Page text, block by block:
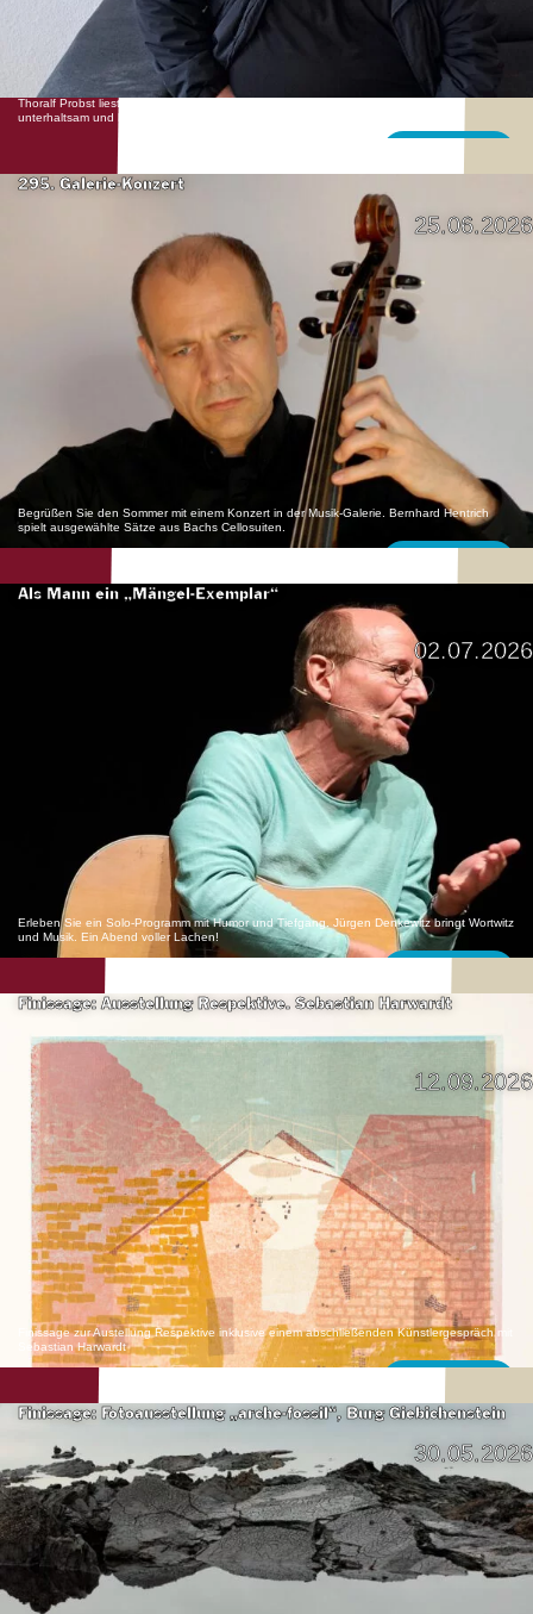
Thoralf Probst liest Geschichten und Verse von hier und unterwegs. Er erzählt
unterhaltsam und humorvoll von Erlebnissen. Fragen sind willkommen!
25.06.2026
295. Galerie-Konzert
Begrüßen Sie den Sommer mit einem Konzert in der Musik-Galerie. Bernhard Hentrich
spielt ausgewählte Sätze aus Bachs Cellosuiten.
02.07.2026
Als Mann ein „Mängel-Exemplar“
Erleben Sie ein Solo-Programm mit Humor und Tiefgang. Jürgen Denkewitz bringt Wortwitz
und Musik. Ein Abend voller Lachen!
12.09.2026
Finissage: Ausstellung Respektive. Sebastian Harwardt
Finissage zur Austellung Respektive inklusive einem abschließenden Künstlergespräch mit
Sebastian Harwardt
30.05.2026
Finissage: Fotoausstellung „arche-fossil“, Burg Giebichenstein